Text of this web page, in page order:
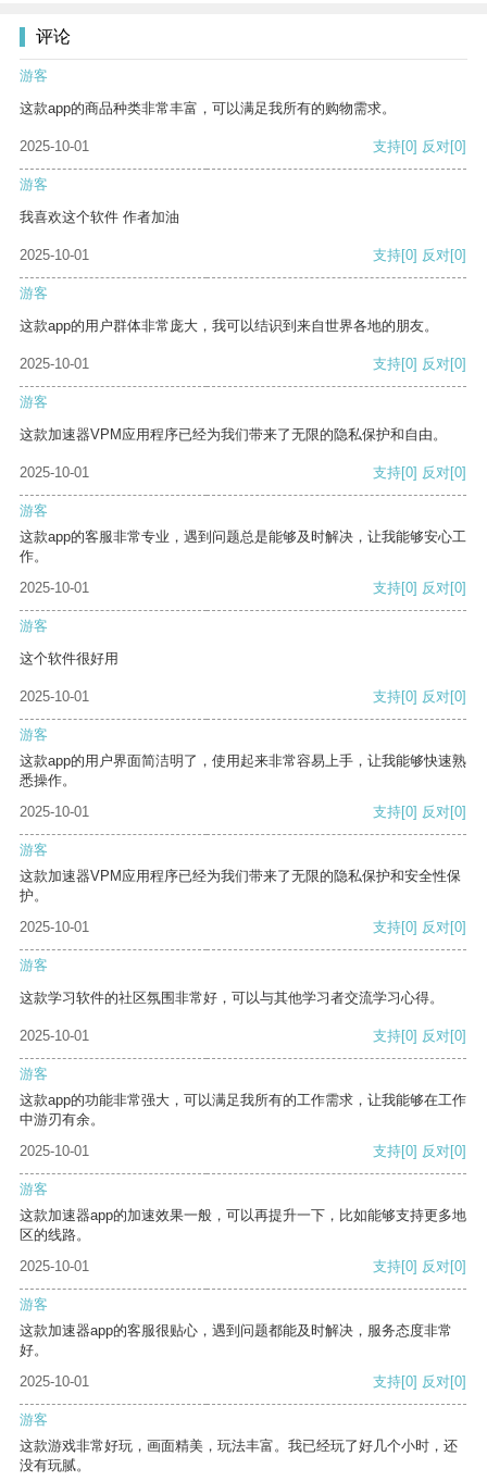
评论
游客
这款app的商品种类非常丰富，可以满足我所有的购物需求。
2025-10-01 支持[0] 反对[0]
游客
我喜欢这个软件 作者加油
2025-10-01 支持[0] 反对[0]
游客
这款app的用户群体非常庞大，我可以结识到来自世界各地的朋友。
2025-10-01 支持[0] 反对[0]
游客
这款加速器VPM应用程序已经为我们带来了无限的隐私保护和自由。
2025-10-01 支持[0] 反对[0]
游客
这款app的客服非常专业，遇到问题总是能够及时解决，让我能够安心工
作。
2025-10-01
支持[0] 反对[0]
游客
这个软件很好用
2025-10-01 支持[0] 反对[0]
游客
这款app的用户界面简洁明了，使用起来非常容易上手，让我能够快速熟
悉操作。
2025-10-01
支持[0] 反对[0]
游客
这款加速器VPM应用程序已经为我们带来了无限的隐私保护和安全性保
护。
2025-10-01
支持[0] 反对[0]
游客
这款学习软件的社区氛围非常好，可以与其他学习者交流学习心得。
2025-10-01 支持[0] 反对[0]
游客
这款app的功能非常强大，可以满足我所有的工作需求，让我能够在工作
中游刃有余。
2025-10-01
支持[0] 反对[0]
游客
这款加速器app的加速效果一般，可以再提升一下，比如能够支持更多地
区的线路。
2025-10-01
支持[0] 反对[0]
游客
这款加速器app的客服很贴心，遇到问题都能及时解决，服务态度非常
好。
2025-10-01
支持[0] 反对[0]
游客
这款游戏非常好玩，画面精美，玩法丰富。我已经玩了好几个小时，还
没有玩腻。